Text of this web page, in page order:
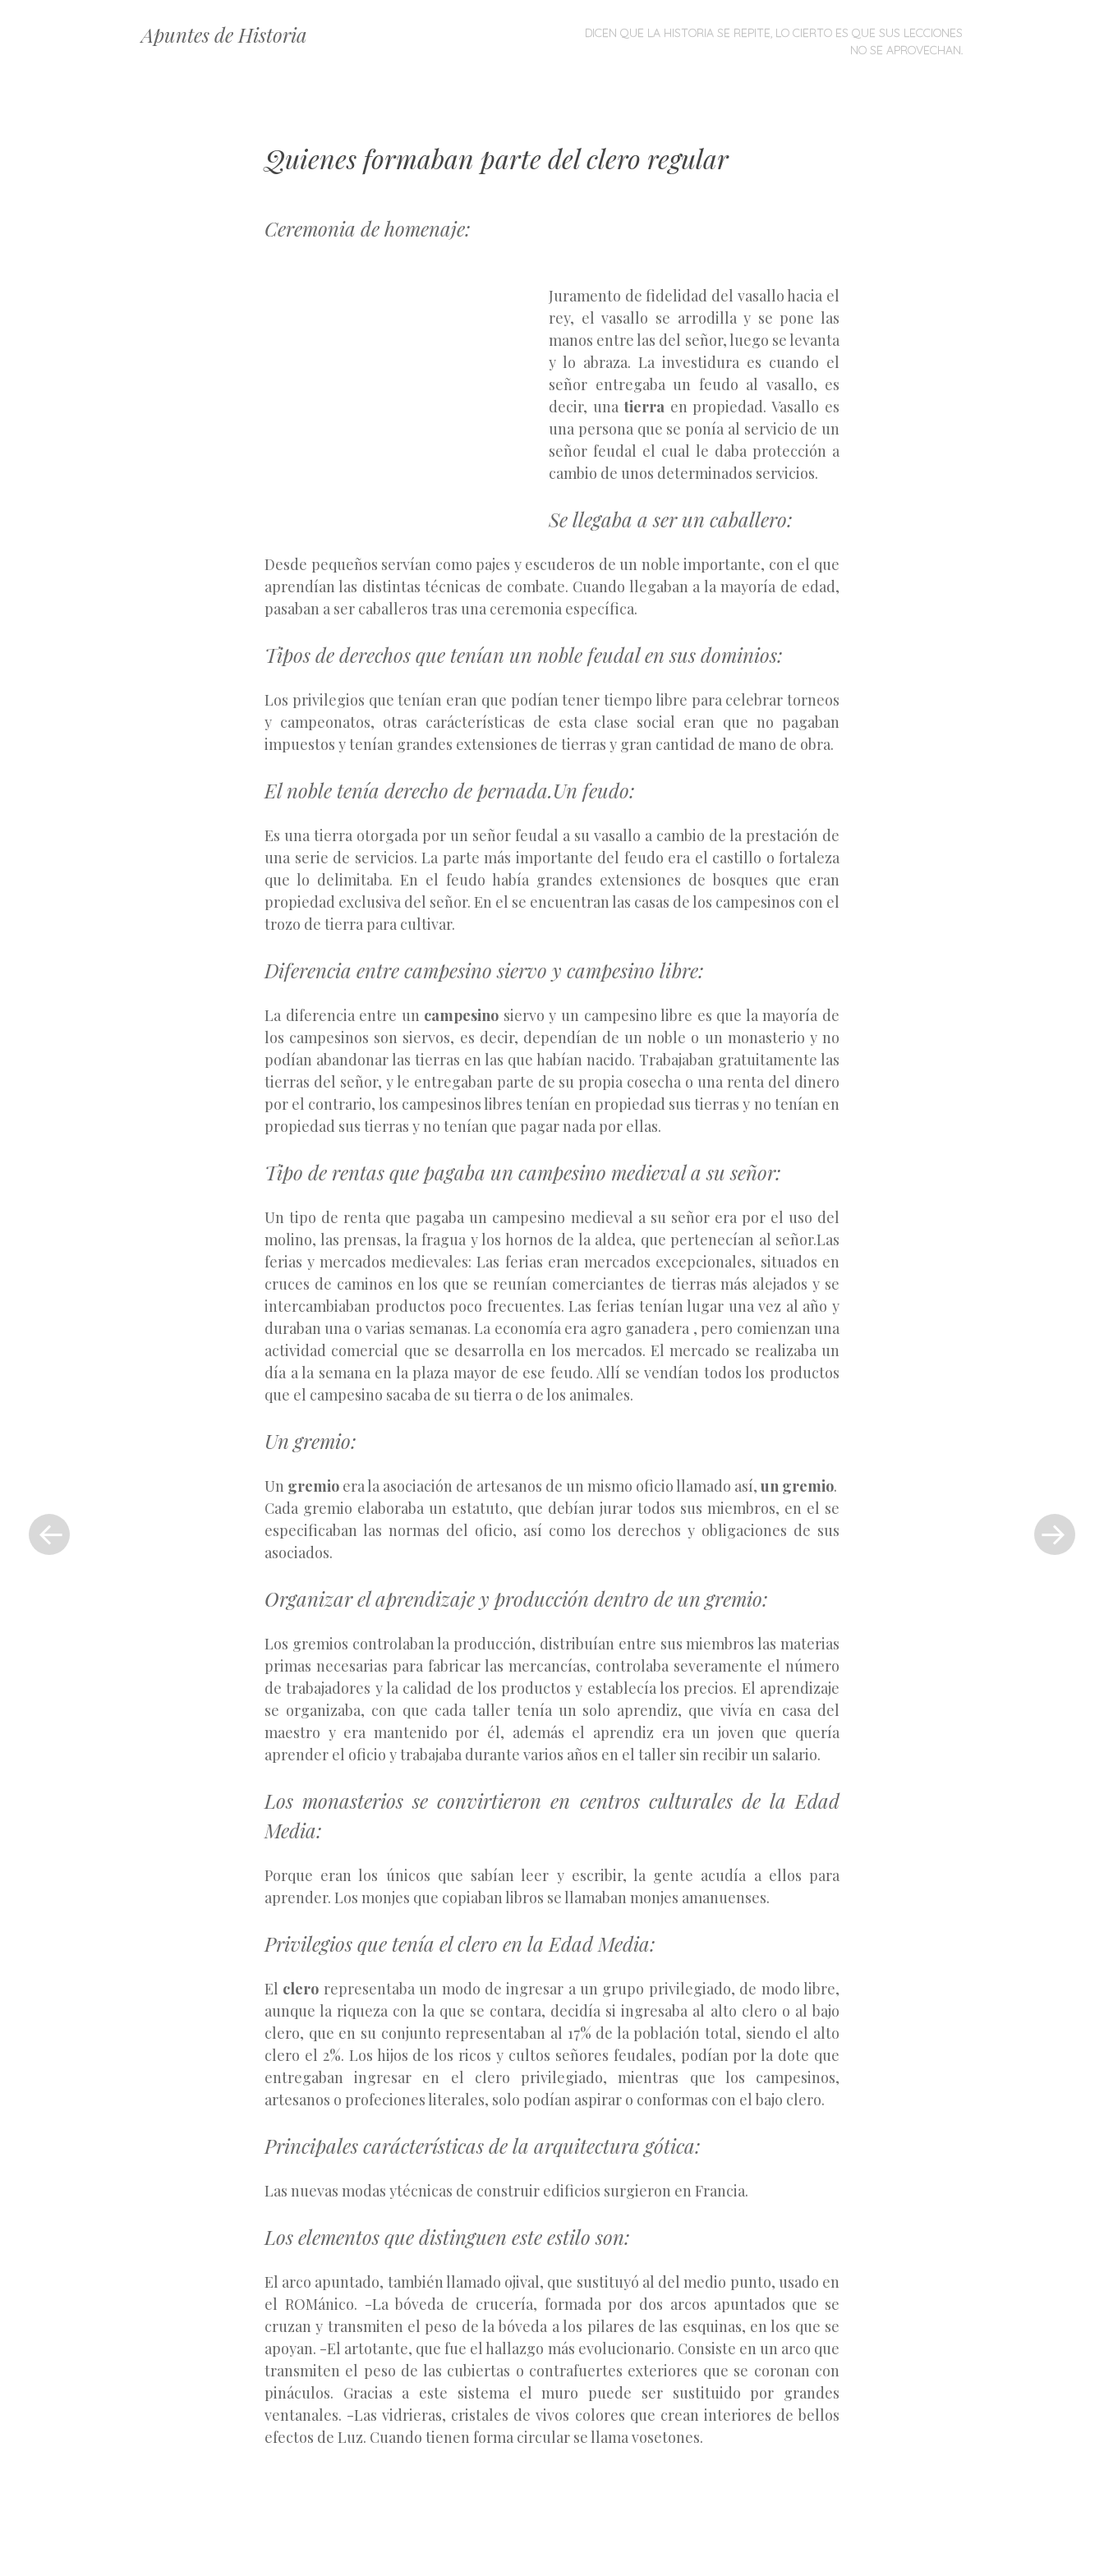
Apuntes de Historia MENÚ
SALTARDICEN QUE LA HISTORIA SE REPITE, LO CIERTO ES QUE SUS LECCIONES
NO SE APROVECHAN.
Quienes formaban parte del clero regular
Ceremonia de homenaje:
Juramento de fidelidad del vasallo hacia el
rey, el vasallo se arrodilla y se pone las
manos entre las del señor, luego se levanta
y lo abraza. La investidura es cuando el
señor entregaba un feudo al vasallo, es
decir, unatierraen propiedad. Vasallo es
una persona que se ponía al servicio de un
señor feudal el cual le daba protección a
cambio de unos determinados servicios.
Se llegaba a ser un caballero:
Desde pequeños servían como pajes y escuderos de un noble importante, con el que
aprendían las distintas técnicas de combate. Cuando llegaban a la mayoría de edad,
pasaban a ser caballeros tras una ceremonia específica.
Tipos de derechos que tenían un noble feudal en sus dominios:
Los privilegios que tenían eran que podían tener tiempo libre para celebrar torneos
y campeonatos, otras carácterísticas de esta clase social eran que no pagaban
impuestos y tenían grandes extensiones de tierras y gran cantidad de mano de obra.
El noble tenía derecho de pernada.Un feudo:
Es una tierra otorgada por un señor feudal a su vasallo a cambio de la prestación de
una serie de servicios. La parte más importante del feudo era el castillo o fortaleza
que lo delimitaba. En el feudo había grandes extensiones de bosques que eran
propiedad exclusiva del señor. En el se encuentran las casas de los campesinos con el
trozo de tierra para cultivar.
Diferencia entre campesino siervo y campesino libre:
La diferencia entre un campesino siervo y un campesino libre es que la mayoría de
los campesinos son siervos, es decir, dependían de un noble o un monasterio y no
podían abandonar las tierras en las que habían nacido. Trabajaban gratuitamente las
tierras del señor, y le entregaban parte de su propia cosecha o una renta del dinero
por el contrario, los campesinos libres tenían en propiedad sus tierras y no tenían en
propiedad sus tierras y no tenían que pagar nada por ellas.
Tipo de rentas que pagaba un campesino medieval a su señor:
Un tipo de renta que pagaba un campesino medieval a su señor era por el uso del
molino, las prensas, la fragua y los hornos de la aldea, que pertenecían al señor.Las
ferias y mercados medievales: Las ferias eran mercados excepcionales, situados en
cruces de caminos en los que se reunían comerciantes de tierras más alejados y se
intercambiaban productos poco frecuentes. Las ferias tenían lugar una vez al año y
duraban una o varias semanas. La economía era agro ganadera , pero comienzan una
actividad comercial que se desarrolla en los mercados. El mercado se realizaba un
día a la semana en la plaza mayor de ese feudo. Allí se vendían todos los productos
que el campesino sacaba de su tierra o de los animales.
Un gremio:
Un gremio era la asociación de artesanos de un mismo oficio llamado así, un gremio.
Cada gremio elaboraba un estatuto, que debían jurar todos sus miembros, en el se
especificaban las normas del oficio, así como los derechos y obligaciones de sus
asociados.
Organizar el aprendizaje y producción dentro de un gremio:
Los gremios controlaban la producción, distribuían entre sus miembros las materias
primas necesarias para fabricar las mercancías, controlaba severamente el número
de trabajadores y la calidad de los productos y establecía los precios. El aprendizaje
se organizaba, con que cada taller tenía un solo aprendiz, que vivía en casa del
maestro y era mantenido por él, además el aprendiz era un joven que quería
aprender el oficio y trabajaba durante varios años en el taller sin recibir un salario.
Los monasterios se convirtieron en centros culturales de la Edad
Media:
Porque eran los únicos que sabían leer y escribir, la gente acudía a ellos para
aprender. Los monjes que copiaban libros se llamaban monjes amanuenses.
Privilegios que tenía el clero en la Edad Media:
El clero representaba un modo de ingresar a un grupo privilegiado, de modo libre,
aunque la riqueza con la que se contara, decidía si ingresaba al alto clero o al bajo
clero, que en su conjunto representaban al 17% de la población total, siendo el alto
clero el 2%. Los hijos de los ricos y cultos señores feudales, podían por la dote que
entregaban ingresar en el clero privilegiado, mientras que los campesinos,
artesanos o profeciones literales, solo podían aspirar o conformas con el bajo clero.
Principales carácterísticas de la arquitectura gótica:
Las nuevas modas ytécnicas de construir edificios surgieron en Francia.
Los elementos que distinguen este estilo son:
El arco apuntado, también llamado ojival, que sustituyó al del medio punto, usado en
el ROMánico. -La bóveda de crucería, formada por dos arcos apuntados que se
cruzan y transmiten el peso de la bóveda a los pilares de las esquinas, en los que se
apoyan. -El artotante, que fue el hallazgo más evolucionario. Consiste en un arco que
transmiten el peso de las cubiertas o contrafuertes exteriores que se coronan con
pináculos. Gracias a este sistema el muro puede ser sustituido por grandes
ventanales. -Las vidrieras, cristales de vivos colores que crean interiores de bellos
efectos de Luz. Cuando tienen forma circular se llama vosetones.
Entrada
anterior
entrada